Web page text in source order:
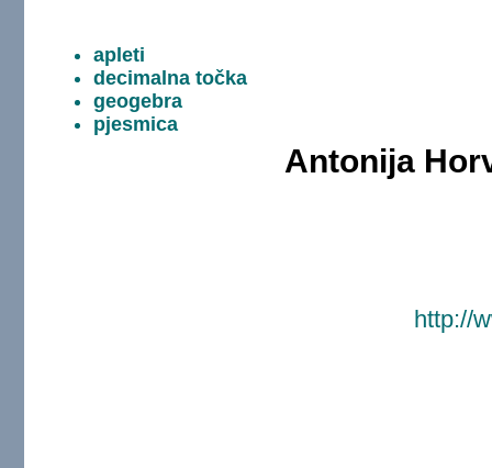
apleti
decimalna točka
geogebra
pjesmica
Antonija
http://